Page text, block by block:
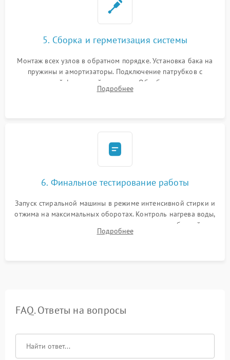
5. Сборка и герметизация системы
Монтаж всех узлов в обратном порядке. Установка бака на
пружины и амортизаторы. Подключение патрубков с
надежной фиксацией хомутами. Обработка стыков
герметиком для предотвращения возможных протечек воды.
Подробнее
6. Финальное тестирование работы
Запуск стиральной машины в режиме интенсивной стирки и
отжима на максимальных оборотах. Контроль нагрева воды,
корректности слива, отсутствия излишних вибраций,
посторонних стуков и протечек под корпусом.
Подробнее
FAQ. Ответы на вопросы